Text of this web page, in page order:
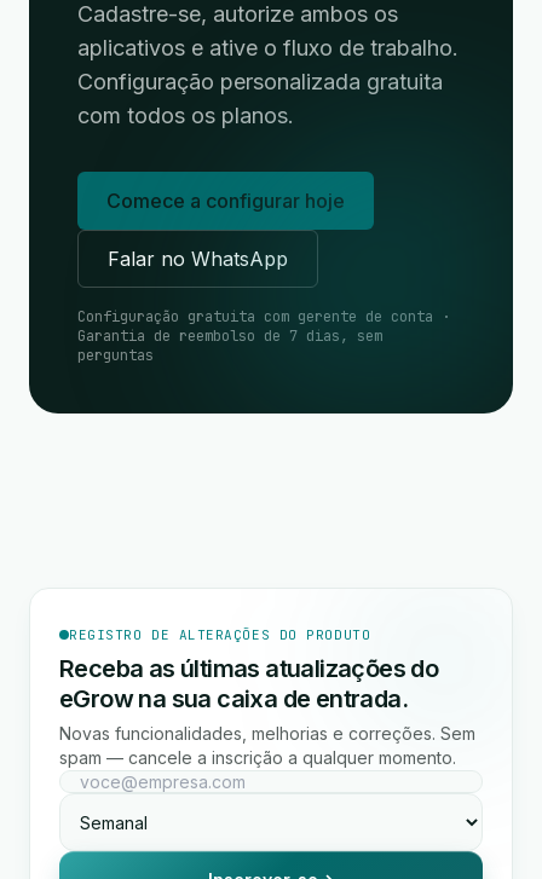
Cadastre-se, autorize ambos os
aplicativos e ative o fluxo de trabalho.
Configuração personalizada gratuita
com todos os planos.
Comece a configurar hoje
Falar no WhatsApp
Configuração gratuita com gerente de conta ·
Garantia de reembolso de 7 dias, sem
perguntas
REGISTRO DE ALTERAÇÕES DO PRODUTO
Receba as últimas atualizações do
eGrow na sua caixa de entrada.
Novas funcionalidades, melhorias e correções. Sem
spam — cancele a inscrição a qualquer momento.